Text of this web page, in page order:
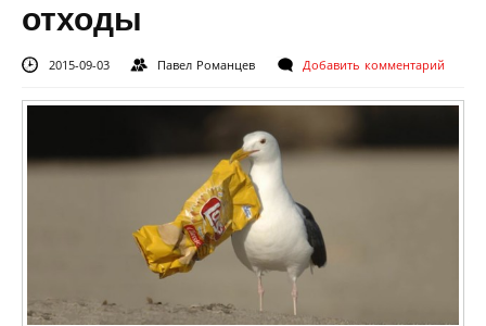
отходы
2015-09-03 Павел Романцев Добавить комментарий